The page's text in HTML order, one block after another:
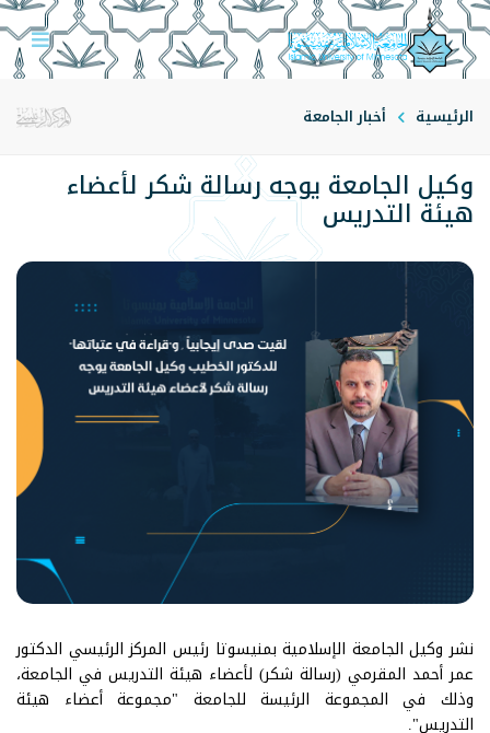
الرئيسية أخبار الجامعة
وكيل الجامعة يوجه رسالة شكر لأعضاء
هيئة التدريس
نشر وكيل الجامعة الإسلامية بمنيسوتا رئيس المركز الرئيسي الدكتور
عمر أحمد المقرمي (رسالة شكر) لأعضاء هيئة التدريس في الجامعة،
وذلك في المجموعة الرئيسة للجامعة "مجموعة أعضاء هيئة
التدريس".